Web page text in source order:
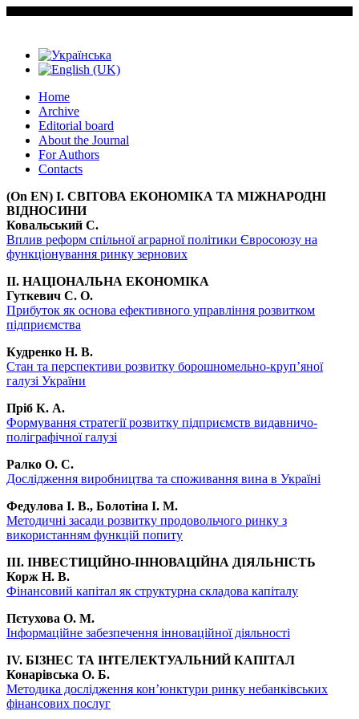
Home
Archive
Editorial board
About the Journal
For Authors
Contacts
(On EN) I. СВІТОВА ЕКОНОМІКА ТА МІЖНАРОДНІ
ВІДНОСИНИ
Ковальський С.
Вплив реформ спільної аграрної політики Євросоюзу на
функціонування ринку зернових
II. НАЦІОНАЛЬНА ЕКОНОМІКА
Гуткевич С. О.
Прибуток як основа ефективного управління розвитком
підприємства
Кудренко Н. В.
Стан та перспективи розвитку борошномельно-круп’яної
галузі України
Пріб К. А.
Формування стратегії розвитку підприємств видавничо-
поліграфічної галузі
Ралко О. С.
Дослідження виробництва та споживання вина в Україні
Федулова І. В., Болотіна І. М.
Методичні засади розвитку продовольчого ринку з
використанням функцій попиту
III. ІНВЕСТИЦІЙНО-ІННОВАЦІЙНА ДІЯЛЬНІСТЬ
Корж Н. В.
Фінансовий капітал як структурна складова капіталу
Пєтухова О. М.
Інформаційне забезпечення інноваційної діяльності
IV. БІЗНЕС ТА ІНТЕЛЕКТУАЛЬНИЙ КАПІТАЛ
Конарівська О. Б.
Методика дослідження кон’юнктури ринку небанківських
фінансових послуг